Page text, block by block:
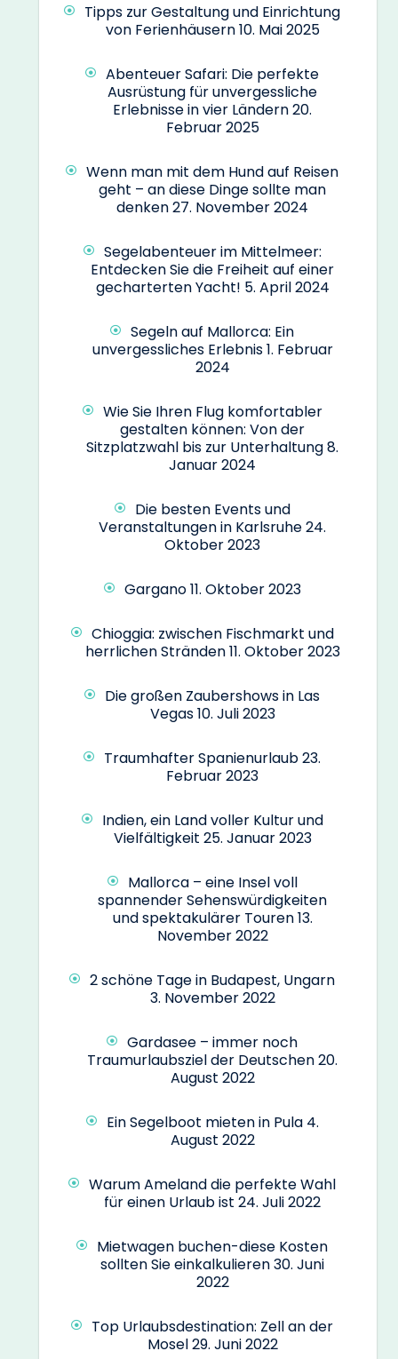
Tipps zur Gestaltung und Einrichtung
von Ferienhäusern10. Mai 2025
Abenteuer Safari: Die perfekte
Ausrüstung für unvergessliche
Erlebnisse in vier Ländern20.
Februar 2025
Wenn man mit dem Hund auf Reisen
geht – an diese Dinge sollte man
denken27. November 2024
Segelabenteuer im Mittelmeer:
Entdecken Sie die Freiheit auf einer
gecharterten Yacht! 5. April 2024
Segeln auf Mallorca: Ein
unvergessliches Erlebnis1. Februar
2024
Wie Sie Ihren Flug komfortabler
gestalten können: Von der
Sitzplatzwahl bis zur Unterhaltung8.
Januar 2024
Die besten Events und
Veranstaltungen in Karlsruhe24.
Oktober 2023
Gargano11. Oktober 2023
Chioggia: zwischen Fischmarkt und
herrlichen Stränden11. Oktober 2023
Die großen Zaubershows in Las
Vegas10. Juli 2023
Traumhafter Spanienurlaub23.
Februar 2023
Indien, ein Land voller Kultur und
Vielfältigkeit 25. Januar 2023
Mallorca – eine Insel voll
spannender Sehenswürdigkeiten
und spektakulärer Touren13.
November 2022
2 schöne Tage in Budapest, Ungarn
3. November 2022
Gardasee – immer noch
Traumurlaubsziel der Deutschen20.
August 2022
Ein Segelboot mieten in Pula 4.
August 2022
Warum Ameland die perfekte Wahl
für einen Urlaub ist 24. Juli 2022
Mietwagen buchen-diese Kosten
sollten Sie einkalkulieren30. Juni
2022
Top Urlaubsdestination: Zell an der
Mosel29. Juni 2022